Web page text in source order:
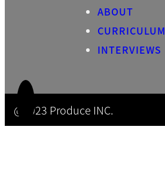
ABOUT
CURRICULUM
INTERVIEWS
@2023 Produce INC.